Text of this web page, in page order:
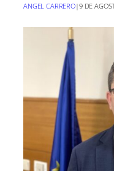
ANGEL CARRERO|9 DE